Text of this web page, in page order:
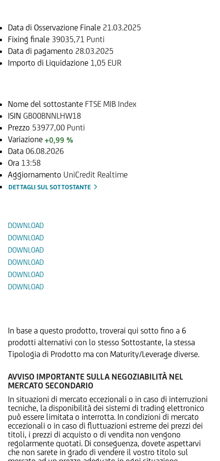
Data di Osservazione Finale 21.03.2025
Fixing finale 39035,71 Punti
Data di pagamento 28.03.2025
Importo di Liquidazione 1,05 EUR
Nome del sottostante FTSE MIB Index
ISIN GB00BNNLHW18
Prezzo 53977,00 Punti
Variazione +0,99 %
Data 06.08.2026
Ora 13:58
Aggiornamento UniCredit Realtime
DETTAGLI SUL SOTTOSTANTE
DOWNLOAD
DOWNLOAD
DOWNLOAD
DOWNLOAD
DOWNLOAD
DOWNLOAD
In base a questo prodotto, troverai qui sotto fino a 6
prodotti alternativi con lo stesso Sottostante, la stessa
Tipologia di Prodotto ma con Maturity/Leverage diverse.
AVVISO IMPORTANTE SULLA NEGOZIABILITÀ NEL
MERCATO SECONDARIO
In situazioni di mercato eccezionali o in caso di interruzioni
tecniche, la disponibilità dei sistemi di trading elettronico
può essere limitata o interrotta. In condizioni di mercato
eccezionali o in caso di fluttuazioni estreme dei prezzi dei
titoli, i prezzi di acquisto o di vendita non vengono
regolarmente quotati. Di conseguenza, dovete aspettarvi
che non sarete in grado di vendere il vostro titolo sul